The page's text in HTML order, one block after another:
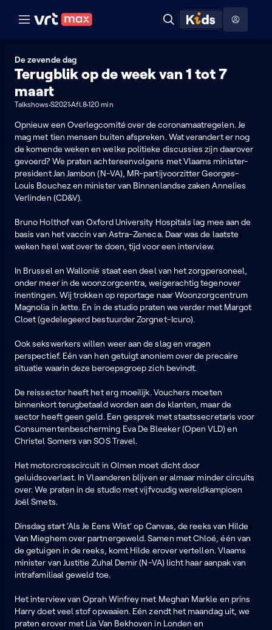
Naar hoofdinhoud Naar audiodescriptie Naar help
Zoeken
ontdekken
De zevende dag
Terugblik op de week van 1 tot 7
maart
Talkshows S2021Afl.8120 min
Opnieuw een Overlegcomité over de coronamaatregelen. Je
mag met tien mensen buiten afspreken. Wat verandert er nog
de komende weken en welke politieke discussies zijn daarover
gevoerd? We praten achtereenvolgens met Vlaams minister-
president Jan Jambon (N-VA), MR-partijvoorzitter Georges-
Louis Bouchez en minister van Binnenlandse zaken Annelies
Verlinden (CD&V).
Bruno Holthof van Oxford University Hospitals lag mee aan de
basis van het vaccin van Astra-Zeneca. Daar was de laatste
weken heel wat over te doen, tijd voor een interview.
In Brussel en Wallonië staat een deel van het zorgpersoneel,
onder meer in de woonzorgcentra, weigerachtig tegenover
inentingen. Wij trokken op reportage naar Woonzorgcentrum
Magnolia in Jette. En in de studio praten we verder met Margot
Cloet (gedelegeerd bestuurder Zorgnet-Icuro).
Ook sekswerkers willen weer aan de slag en vragen
perspectief. Eén van hen getuigt anoniem over de precaire
situatie waarin deze beroepsgroep zich bevindt.
De reissector heeft het erg moeilijk. Vouchers moeten
binnenkort terugbetaald worden aan de klanten, maar de
sector heeft geen geld. Een gesprek met staatssecretaris voor
Consumentenbescherming Eva De Bleeker (Open VLD) en
Christel Somers van SOS Travel.
Het motorcrosscircuit in Olmen moet dicht door
geluidsoverlast. In Vlaanderen blijven er almaar minder circuits
over. We praten in de studio met vijfvoudig wereldkampioen
Joël Smets.
Dinsdag start ‘Als Je Eens Wist’ op Canvas, de reeks van Hilde
Van Mieghem over partnergeweld. Samen met Chloé, één van
de getuigen in de reeks, komt Hilde erover vertellen. Vlaams
minister van Justitie Zuhal Demir (N-VA) licht haar aanpak van
intrafamiliaal geweld toe.
Het interview van Oprah Winfrey met Meghan Markle en prins
Harry doet veel stof opwaaien. Eén zendt het maandag uit, we
praten erover met Lia Van Bekhoven in Londen en